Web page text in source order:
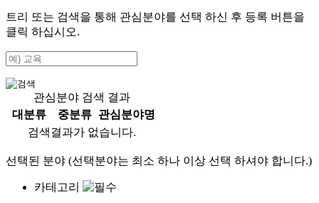
트리 또는 검색을 통해 관심분야를 선택 하신 후 등록 버튼을
클릭 하십시오.
관심분야 검색 결과
대분류
중분류
관심분야명
검색결과가 없습니다.
선택된 분야 (선택분야는 최소 하나 이상 선택 하셔야 합니다.)
카테고리